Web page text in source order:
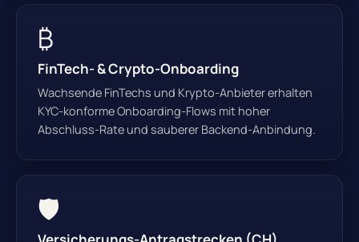
₿
FinTech- & Crypto-Onboarding
Wachsende FinTechs und Krypto-Anbieter erhalten
KYC-konforme Onboarding-Flows mit hoher
Abschluss-Rate und sauberer Backend-Anbindung.
🛡